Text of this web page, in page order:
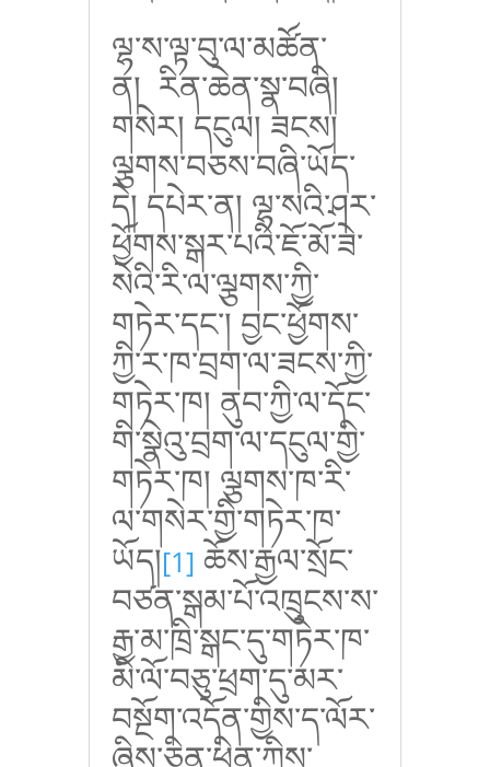
ལྷ་ས་ལྟ་བུ་ལ་མཚོན་
ན། རིན་ཆེན་སྣ་བཞི།
གསེར། དངུལ། ཟངས།
ལྕགས་བཅས་བཞི་ཡོད་
དེ། དཔེར་ན། ལྷ་སའི་ཤར་
ཕྱོགས་སྒར་པའི་ཇོ་མོ་ཟེ་
སེའི་རི་ལ་ལྕགས་ཀྱི་
གཏེར་དང་། བྱང་ཕྱོགས་
ཀྱི་ར་ཁ་བྲག་ལ་ཟངས་ཀྱི་
གཏེར་ཁ། ནུབ་ཀྱི་ལ་དོང་
གི་སྣེའུ་བྲག་ལ་དངུལ་གྱི་
གཏེར་ཁ། ལྕགས་ཁ་རི་
ལ་གསེར་གྱི་གཏེར་ཁ་
ཡོད།[1] ཆོས་རྒྱལ་སྲོང་
བཙན་སྒམ་པོ་འཁྲུངས་ས་
རྒྱ་མ་ཁྲི་སྒང་དུ་གཏེར་ཁ་
མི་ལོ་བཅུ་ཕྲག་དུ་མར་
བསྔོག་འདོན་གྱིས་ད་ལོར་
ཞིས་ཅིན་ཕིན་ཀྱིས་